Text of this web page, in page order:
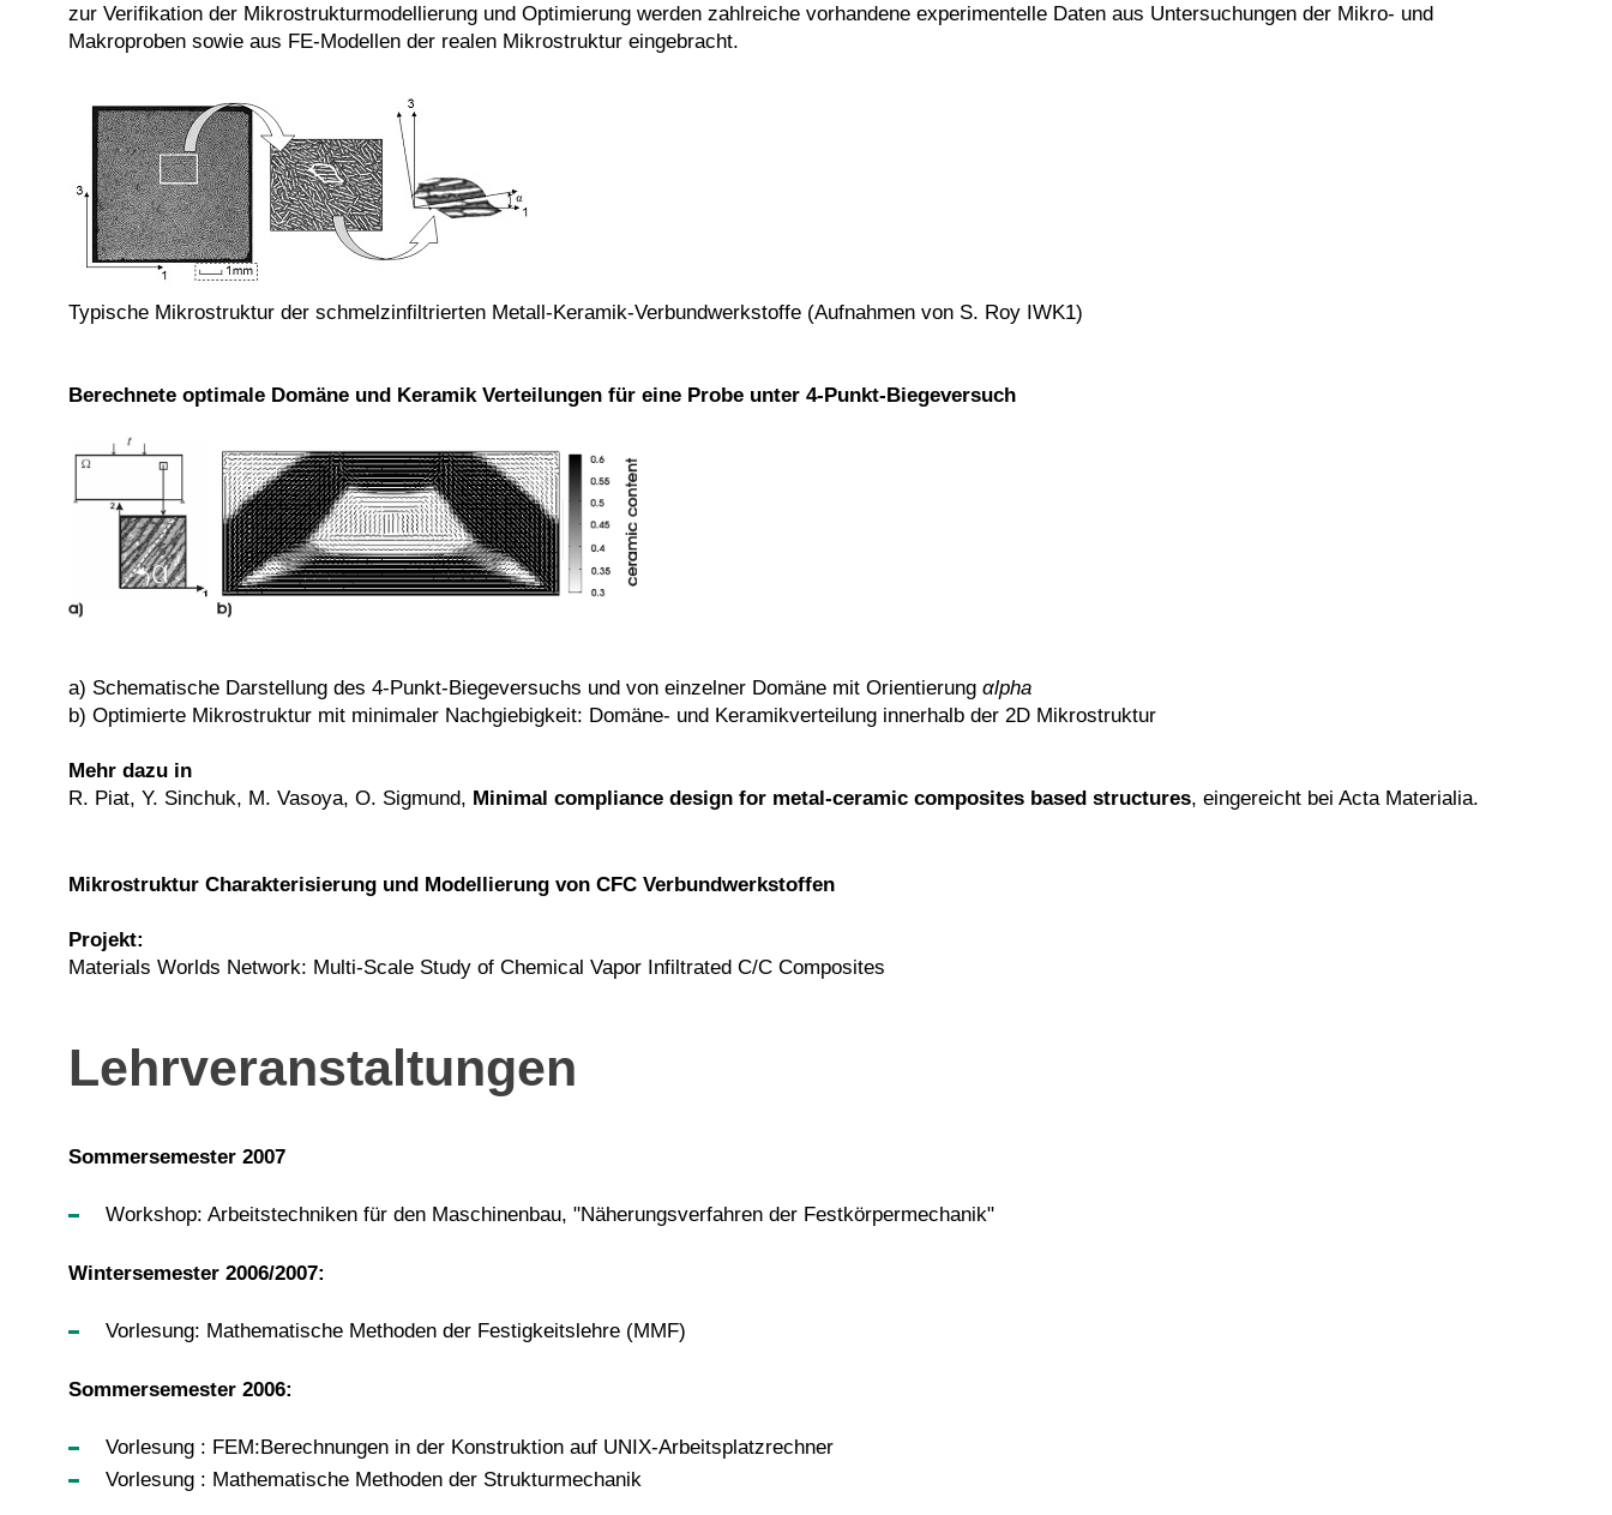
zur Verifikation der Mikrostrukturmodellierung und Optimierung werden zahlreiche vorhandene experimentelle Daten aus Untersuchungen der Mikro- und
Makroproben sowie aus FE-Modellen der realen Mikrostruktur eingebracht.
Typische Mikrostruktur der schmelzinfiltrierten Metall-Keramik-Verbundwerkstoffe (Aufnahmen von S. Roy IWK1)
Berechnete optimale Domäne und Keramik Verteilungen für eine Probe unter 4-Punkt-Biegeversuch
a) Schematische Darstellung des 4-Punkt-Biegeversuchs und von einzelner Domäne mit Orientierung αlpha
b) Optimierte Mikrostruktur mit minimaler Nachgiebigkeit: Domäne- und Keramikverteilung innerhalb der 2D Mikrostruktur
Mehr dazu in
R. Piat, Y. Sinchuk, M. Vasoya, O. Sigmund, Minimal compliance design for metal-ceramic composites based structures, eingereicht bei Acta Materialia.
Mikrostruktur Charakterisierung und Modellierung von CFC Verbundwerkstoffen
Projekt:
Materials Worlds Network: Multi-Scale Study of Chemical Vapor Infiltrated C/C Composites
Lehrveranstaltungen
Sommersemester 2007
Workshop: Arbeitstechniken für den Maschinenbau, "Näherungsverfahren der Festkörpermechanik"
Wintersemester 2006/2007:
Vorlesung: Mathematische Methoden der Festigkeitslehre (MMF)
Sommersemester 2006:
Vorlesung : FEM:Berechnungen in der Konstruktion auf UNIX-Arbeitsplatzrechner
Vorlesung : Mathematische Methoden der Strukturmechanik